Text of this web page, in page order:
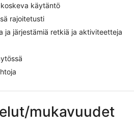
käytäntö
rajoitetusti
ja järjestämiä retkiä ja aktiviteetteja
mukavuudet